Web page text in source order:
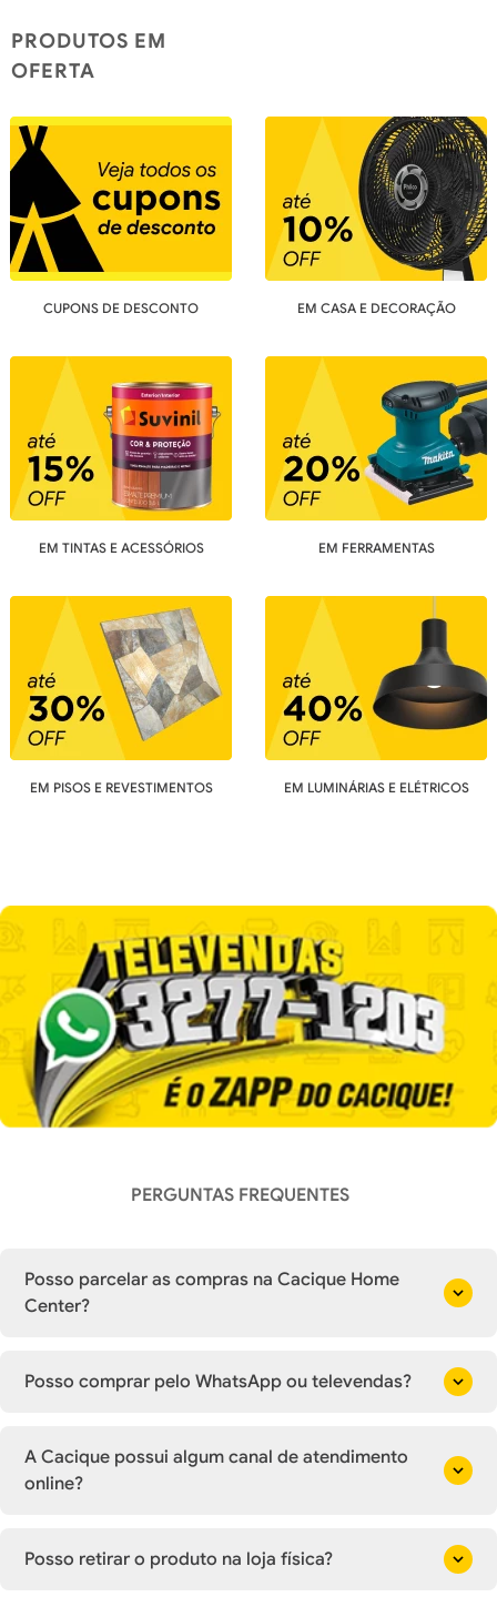
PRODUTOS EM
OFERTA
CUPONS DE DESCONTO EM CASA E DECORAÇÃO
EM TINTAS E ACESSÓRIOS EM FERRAMENTAS
EM PISOS E REVESTIMENTOS EM LUMINÁRIAS E ELÉTRICOS
PERGUNTAS FREQUENTES
Posso parcelar as compras na Cacique Home
Center?
Posso comprar pelo WhatsApp ou televendas?
A Cacique possui algum canal de atendimento
online?
Posso retirar o produto na loja física?